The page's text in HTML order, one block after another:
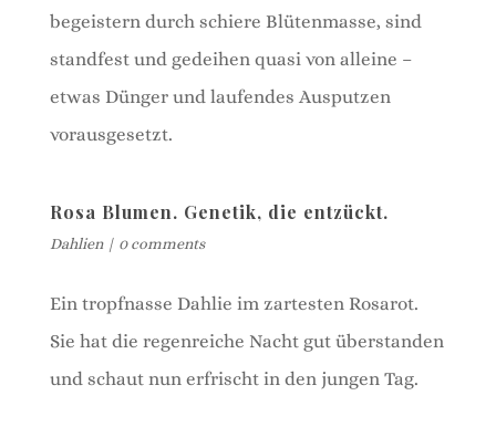
begeistern durch schiere Blütenmasse, sind
standfest und gedeihen quasi von alleine –
etwas Dünger und laufendes Ausputzen
vorausgesetzt.
Rosa Blumen. Genetik, die entzückt.
Dahlien| 0 comments
Ein tropfnasse Dahlie im zartesten Rosarot.
Sie hat die regenreiche Nacht gut überstanden
und schaut nun erfrischt in den jungen Tag.